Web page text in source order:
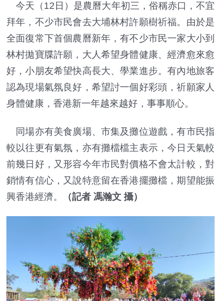
今天（12日）是農曆大年初三，俗稱赤口，不宜
拜年，不少市民會去大埔林村許願樹祈福。由於是
全面復常下首個農曆新年，有不少市民一家大小到
林村拋寶牒許願，大人希望身體健康、經濟愈來愈
好，小朋友希望快高長大、學業進步。有內地旅客
認為現場氣氛良好，希望討一個好彩頭，祈願家人
身體健康，香港新一年越來越好，事事順心。
同場亦有美食廣場、市集及攤位遊戲，有市民指
較以往更有氣氛，亦有攤檔檔主表示，今日天氣較
前幾日好，又形容今年市民對價格不會太計較，對
銷情有信心，又說特意留在香港擺攤檔，期望能振
興香港經濟。
（記者 馮瀚文 攝）